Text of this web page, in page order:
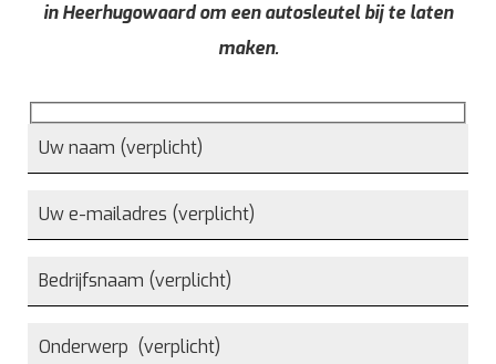
in Heerhugowaard om een autosleutel bij te laten
maken.